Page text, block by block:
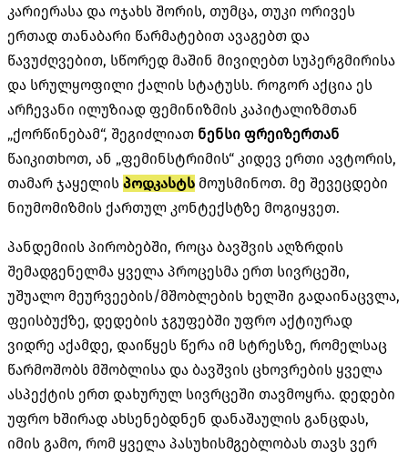
კარიერასა და ოჯახს შორის, თუმცა, თუკი ორივეს
ერთად თანაბარი წარმატებით ავაგებთ და
წავუძღვებით, სწორედ მაშინ მივიღებთ სუპერგმირისა
და სრულყოფილი ქალის სტატუსს. როგორ აქცია ეს
არჩევანი ილუზიად ფემინიზმის კაპიტალიზმთან
„ქორწინებამ“, შეგიძლიათ ნენსი ფრეიზერთან
წაიკითხოთ, ან „ფემინსტრიმის“ კიდევ ერთი ავტორის,
თამარ ჯაყელის პოდკასტს მოუსმინოთ. მე შევეცდები
ნიუმომიზმის ქართულ კონტექსტზე მოგიყვეთ.
პანდემიის პირობებში, როცა ბავშვის აღზრდის
შემადგენელმა ყველა პროცესმა ერთ სივრცეში,
უშუალო მეურვეების/მშობლების ხელში გადაინაცვლა,
ფეისბუქზე, დედების ჯგუფებში უფრო აქტიურად
ვიდრე აქამდე, დაიწყეს წერა იმ სტრესზე, რომელსაც
წარმოშობს მშობლისა და ბავშვის ცხოვრების ყველა
ასპექტის ერთ დახურულ სივრცეში თავმოყრა. დედები
უფრო ხშირად ახსენებდნენ დანაშაულის განცდას,
იმის გამო, რომ ყველა პასუხისმგებლობას თავს ვერ